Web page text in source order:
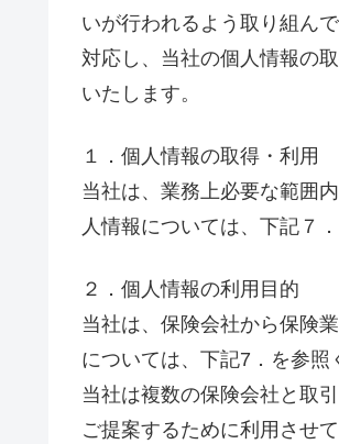
いが行われるよう取り組ん
対応し、当社の個人情報の
いたします。
１．個人情報の取得・利用
当社は、業務上必要な範囲
人情報については、下記７
２．個人情報の利用目的
当社は、保険会社から保険
については、下記7．を参照
当社は複数の保険会社と取
ご提案するために利用させ